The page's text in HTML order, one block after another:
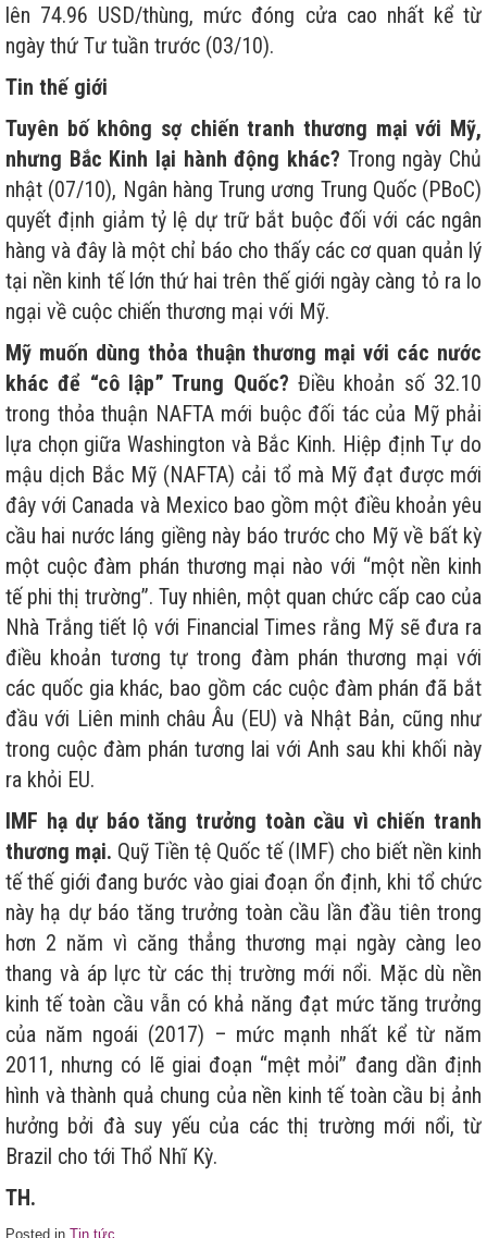
lên 74.96 USD/thùng, mức đóng cửa cao nhất kể từ
ngày thứ Tư tuần trước (03/10).
Tin thế giới
Tuyên bố không sợ chiến tranh thương mại với Mỹ,
nhưng Bắc Kinh lại hành động khác? Trong ngày Chủ
nhật (07/10), Ngân hàng Trung ương Trung Quốc (PBoC)
quyết định giảm tỷ lệ dự trữ bắt buộc đối với các ngân
hàng và đây là một chỉ báo cho thấy các cơ quan quản lý
tại nền kinh tế lớn thứ hai trên thế giới ngày càng tỏ ra lo
ngại về cuộc chiến thương mại với Mỹ.
Mỹ muốn dùng thỏa thuận thương mại với các nước
khác để “cô lập” Trung Quốc? Điều khoản số 32.10
trong thỏa thuận NAFTA mới buộc đối tác của Mỹ phải
lựa chọn giữa Washington và Bắc Kinh. Hiệp định Tự do
mậu dịch Bắc Mỹ (NAFTA) cải tổ mà Mỹ đạt được mới
đây với Canada và Mexico bao gồm một điều khoản yêu
cầu hai nước láng giềng này báo trước cho Mỹ về bất kỳ
một cuộc đàm phán thương mại nào với “một nền kinh
tế phi thị trường”. Tuy nhiên, một quan chức cấp cao của
Nhà Trắng tiết lộ với Financial Times rằng Mỹ sẽ đưa ra
điều khoản tương tự trong đàm phán thương mại với
các quốc gia khác, bao gồm các cuộc đàm phán đã bắt
đầu với Liên minh châu Âu (EU) và Nhật Bản, cũng như
trong cuộc đàm phán tương lai với Anh sau khi khối này
ra khỏi EU.
IMF hạ dự báo tăng trưởng toàn cầu vì chiến tranh
thương mại. Quỹ Tiền tệ Quốc tế (IMF) cho biết nền kinh
tế thế giới đang bước vào giai đoạn ổn định, khi tổ chức
này hạ dự báo tăng trưởng toàn cầu lần đầu tiên trong
hơn 2 năm vì căng thẳng thương mại ngày càng leo
thang và áp lực từ các thị trường mới nổi. Mặc dù nền
kinh tế toàn cầu vẫn có khả năng đạt mức tăng trưởng
của năm ngoái (2017) – mức mạnh nhất kể từ năm
2011, nhưng có lẽ giai đoạn “mệt mỏi” đang dần định
hình và thành quả chung của nền kinh tế toàn cầu bị ảnh
hưởng bởi đà suy yếu của các thị trường mới nổi, từ
Brazil cho tới Thổ Nhĩ Kỳ.
TH.
Posted in Tin tức